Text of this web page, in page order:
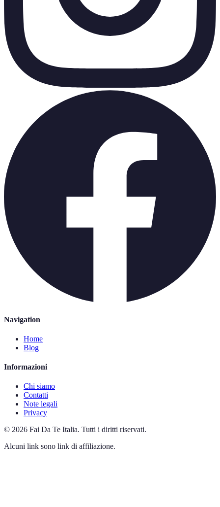
Navigation
Home
Blog
Informazioni
Chi siamo
Contatti
Note legali
Privacy
© 2026 Fai Da Te Italia. Tutti i diritti riservati.
Alcuni link sono link di affiliazione.